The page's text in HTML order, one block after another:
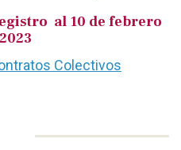
al 10 de febrero
Colectivos